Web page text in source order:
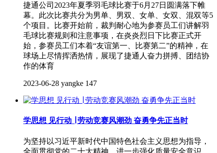
捷通公司2023年夏季羽毛球比赛于6月27日圆满落下帷
幕。此次比赛共分为男单、男双、女单、女双、混双等5
个项目。比赛开始前，裁判耐心地为参赛员工们讲解羽
毛球比赛规则和注意事项，在炎炎烈日下比赛正式开
始，参赛员工们本着“友谊第一、比赛第二”的精神，在
球场上尽情挥洒热情，展现了捷通人奋力拼搏、团结协
作的体育
2023-06-28 yangke 147
学思想 见行动 ∣ 劳动竞赛风潮劲 奋勇争先正当时
为坚持以习近平新时代中国特色社会主义思想为指导，
全面贯彻党的二十大精神，进一步强化质量安全意识，